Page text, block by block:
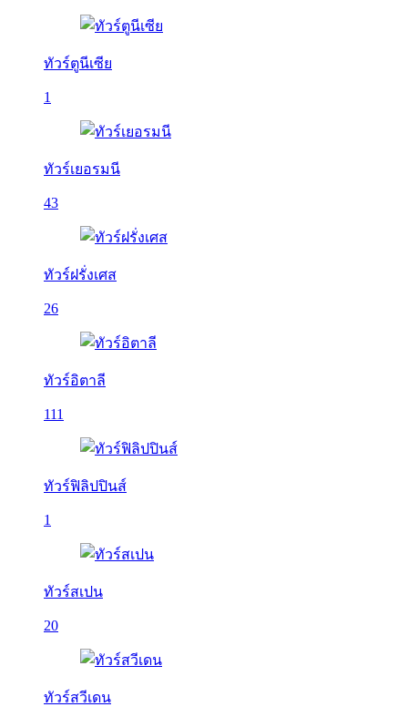
ทัวร์ตูนีเซีย
1
ทัวร์เยอรมนี
43
ทัวร์ฝรั่งเศส
26
ทัวร์อิตาลี
111
ทัวร์ฟิลิปปินส์
1
ทัวร์สเปน
20
ทัวร์สวีเดน